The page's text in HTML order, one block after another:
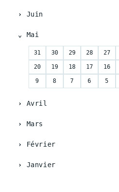
Juin
Mai
31 30 29 28 27
20 19 18 17 16
9 8 7 6 5
Avril
Mars
Février
Janvier